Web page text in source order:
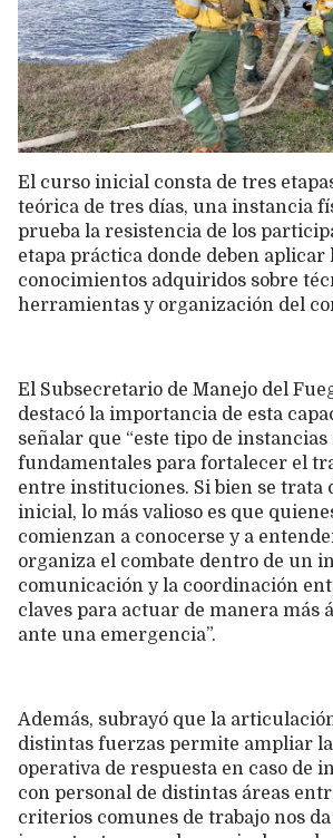
El curso inicial consta de tres
teórica de tres días, una instancia
prueba la resistencia de los
etapa práctica donde deben aplicar
conocimientos adquiridos sobre
herramientas y organización del
El Subsecretario de Manejo del
destacó la importancia de esta
señalar que “este tipo de instancias
fundamentales para fortalecer el
entre instituciones. Si bien se trata
inicial, lo más valioso es que
comienzan a conocerse y a
organiza el combate dentro de un
comunicación y la coordinación
claves para actuar de manera más
ante una emergencia”.
Además, subrayó que la
distintas fuerzas permite ampliar
operativa de respuesta en caso de
con personal de distintas áreas
criterios comunes de trabajo nos